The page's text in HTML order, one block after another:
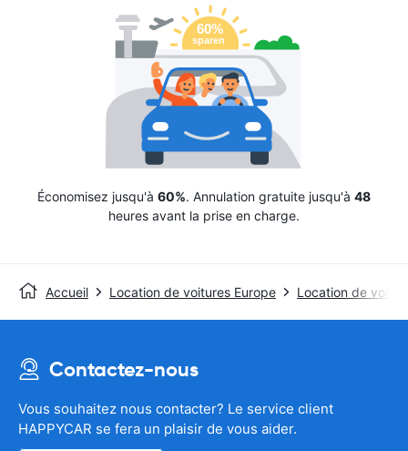
Économisez jusqu'à 60%. Annulation gratuite jusqu'à 48
heures avant la prise en charge.
Accueil Location de voitures Europe Location de
Contactez-nous
Vous souhaitez nous contacter? Le service client
HAPPYCAR se fera un plaisir de vous aider.